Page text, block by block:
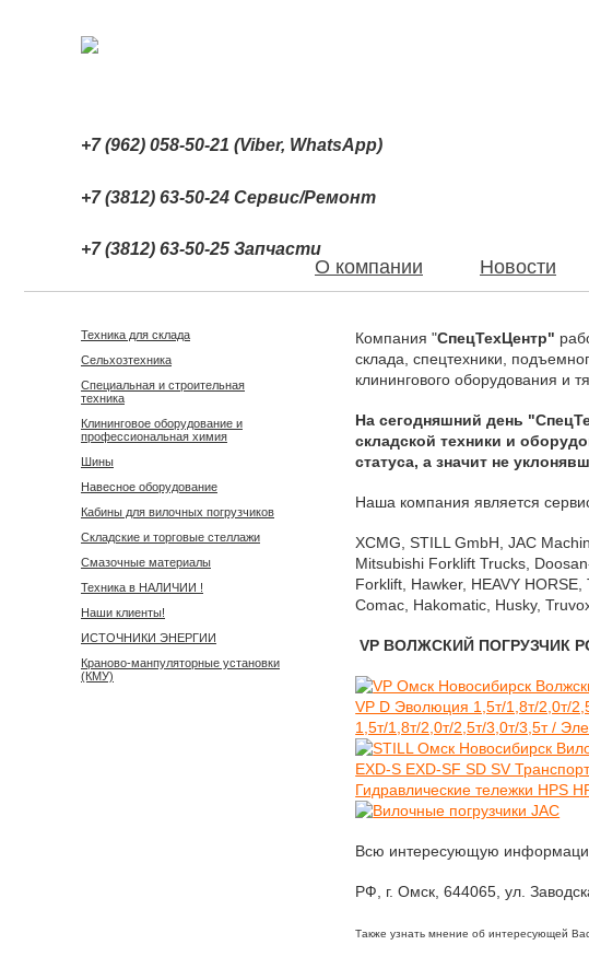
+7 (962) 058-50-21 (Viber, WhatsApp)
+7 (3812) 63-50-24 Сервис/Ремонт
+7 (3812) 63-50-25 Запчасти
О компании Новости
Техника для склада
Сельхозтехника
Специальная и строительная
техника
Клининговое оборудование и
профессиональная химия
Шины
Навесное оборудование
Кабины для вилочных погрузчиков
Складские и торговые стеллажи
Смазочные материалы
Техника в НАЛИЧИИ !
Наши клиенты!
ИСТОЧНИКИ ЭНЕРГИИ
Краново-манпуляторные установки
(КМУ)
Компания "СпецТехЦентр"
склада, спецтехники,
клинингового оборудования и
На сегодняшний день
складской техники и
статуса, а значит не
Наша компания является
XCMG, STILL GmbH, JAC
Mitsubishi Forklift Trucks,
Forklift, Hawker, HEAVY
Comac, Hakomatic, Husky,
VP ВОЛЖСКИЙ ПОГРУЗЧИК
Всю интересующую
РФ, г. Омск, 644065, ул.
Также узнать мнение об интересующей